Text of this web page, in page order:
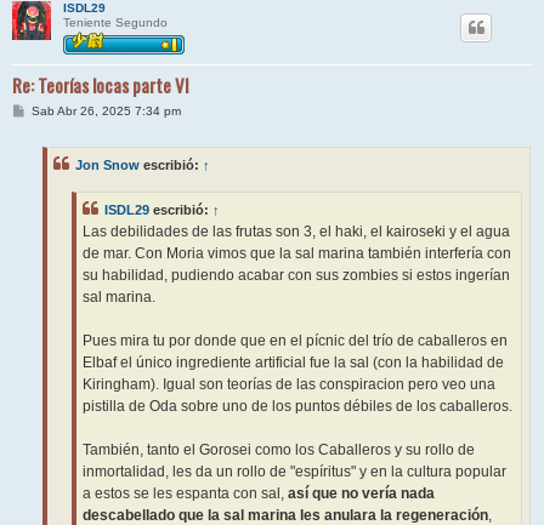
ISDL29
Teniente Segundo
Re: Teorías locas parte VI
MSab Abr 26, 2025 7:34 pm
Jon Snow escribió: ↑
ISDL29 escribió: ↑
Las debilidades de las frutas son 3, el haki, el kairoseki y el agua
de mar. Con Moria vimos que la sal marina también interfería con
su habilidad, pudiendo acabar con sus zombies si estos ingerían
sal marina.
Pues mira tu por donde que en el pícnic del trío de caballeros en
Elbaf el único ingrediente artificial fue la sal (con la habilidad de
Kiringham). Igual son teorías de las conspiracion pero veo una
pistilla de Oda sobre uno de los puntos débiles de los caballeros.
También, tanto el Gorosei como los Caballeros y su rollo de
inmortalidad, les da un rollo de "espíritus" y en la cultura popular
a estos se les espanta con sal, así que no vería nada
descabellado que la sal marina les anulara la regeneración